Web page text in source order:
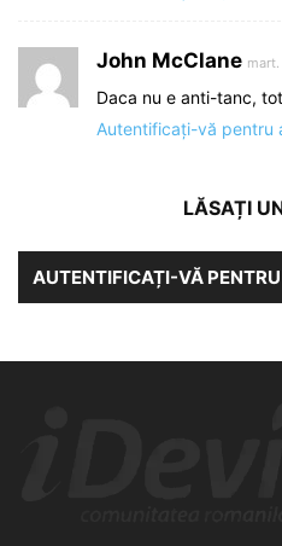
John McClane
Daca nu e anti-tanc,
Autentificați-vă pentru
LĂSAȚI
AUTENTIFICAȚI-VĂ